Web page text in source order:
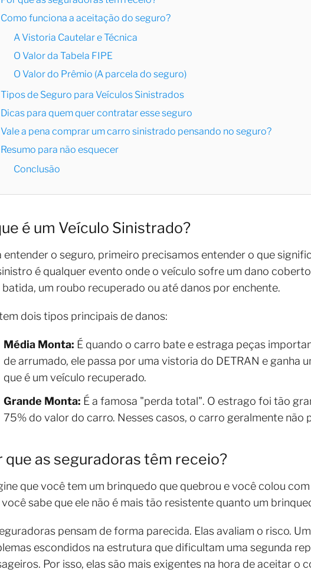
Como funciona a aceitação do seguro?
A Vistoria Cautelar e Técnica
O Valor da Tabela FIPE
O Valor do Prêmio (A parcela do seguro)
Tipos de Seguro para Veículos Sinistrados
Dicas para quem quer contratar esse seguro
Vale a pena comprar um carro sinistrado pensando no seguro?
Resumo para não esquecer
Conclusão
é um Veículo Sinistrado?
entender o seguro, primeiro precisamos entender o que
é qualquer evento onde o veículo sofre um dano
batida, um roubo recuperado ou até danos por enchente.
dois tipos principais de danos:
Média Monta: É quando o carro bate e estraga peças
de arrumado, ele passa por uma vistoria do DETRAN e ganha
que é um veículo recuperado.
Grande Monta: É a famosa "perda total". O estrago foi tão
75% do valor do carro. Nesses casos, o carro geralmente não
que as seguradoras têm receio?
que você tem um brinquedo que quebrou e você colou
você sabe que ele não é mais tão resistente quanto um
pensam de forma parecida. Elas avaliam o risco.
escondidos na estrutura que dificultam uma segunda
Por isso, elas são mais exigentes na hora de aceitar o